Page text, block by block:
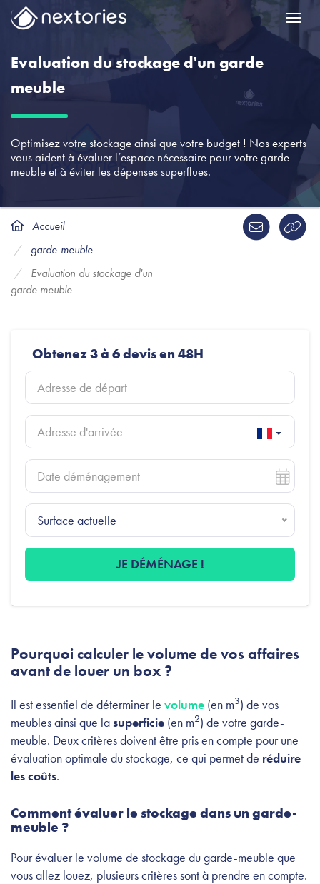
Evaluation du stockage d'un garde
meuble
Optimisez votre stockage ainsi que votre budget ! Nos experts
vous aident à évaluer l’espace nécessaire pour votre garde-
meuble et à éviter les dépenses superflues.
Accueil
garde-meuble
Evaluation du stockage d'un
garde meuble
Obtenez 3 à 6 devis en 48H
Surface actuelle
JE DÉMÉNAGE !
Pourquoi calculer le volume de vos affaires
avant de louer un box ?
Il est essentiel de déterminer le volume (en m3) de vos
meubles ainsi que la superficie (en m2) de votre garde-
meuble. Deux critères doivent être pris en compte pour une
évaluation optimale du stockage, ce qui permet de réduire
les coûts.
Comment évaluer le stockage dans un garde-
meuble ?
Pour évaluer le volume de stockage du garde-meuble que
vous allez louez, plusieurs critères sont à prendre en compte.